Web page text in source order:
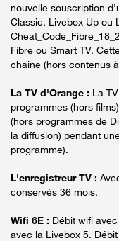
nouvelle souscription
Classic, Livebox Up ou
Fibre ou Smart TV.
chaine (hors contenus
La TV d'Orange : La
programmes (hors
(hors programmes de
la diffusion) pendant
programme).
L'enregistreur TV :
conservés 36 mois.
Wifi 6E : Débit wifi
avec la Livebox 5.